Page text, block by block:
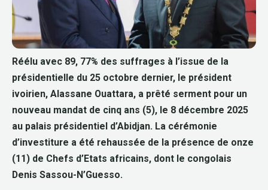
Réélu avec 89, 77% des suffrages à l’issue de la
présidentielle du 25 octobre dernier, le président
ivoirien, Alassane Ouattara, a prêté serment pour un
nouveau mandat de cinq ans (5), le 8 décembre 2025
au palais présidentiel d’Abidjan. La cérémonie
d’investiture a été rehaussée de la présence de onze
(11) de Chefs d’Etats africains, dont le congolais
Denis Sassou-N’Guesso.